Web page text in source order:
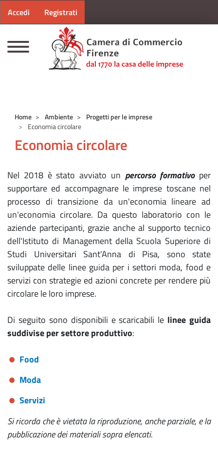
Menu profilo utente
Accedi Registrati
Home Ambiente
Progetti per le imprese
Economia circolare
Economia circolare
Nel 2018 è stato avviato un percorso formativo per
supportare ed accompagnare le imprese toscane nel
processo di transizione da un'economia lineare ad
un'economia circolare. Da questo laboratorio con le
aziende partecipanti, grazie anche al supporto tecnico
dell'Istituto di Management della Scuola Superiore di
Studi Universitari Sant'Anna di Pisa, sono state
sviluppate delle linee guida per i settori moda, food e
servizi con strategie ed azioni concrete per rendere più
circolare le loro imprese.
Di seguito sono disponibili e scaricabili le linee guida
suddivise per settore produttivo:
Food
Moda
Servizi
Si ricorda che è vietata la riproduzione, anche parziale, e la
pubblicazione dei materiali sopra elencati.